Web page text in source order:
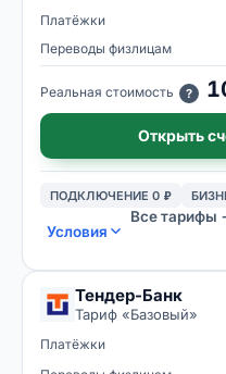
Платёжки
Переводы физлицам
Реальная стоимость ?
Открыть
ПОДКЛЮЧЕНИЕ 0 ₽
Условия
Все тарифы
Тендер-Банк
Тариф «Базовый»
Платёжки